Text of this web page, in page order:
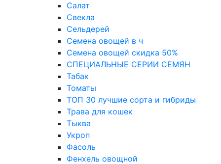
Салат
Свекла
Сельдерей
Семена овощей в ч
Семена овощей скидка 50%
СПЕЦИАЛЬНЫЕ СЕРИИ СЕМЯН
Табак
Томаты
ТОП 30 лучшие сорта и гибриды
Трава для кошек
Тыква
Укроп
Фасоль
Фенхель овощной